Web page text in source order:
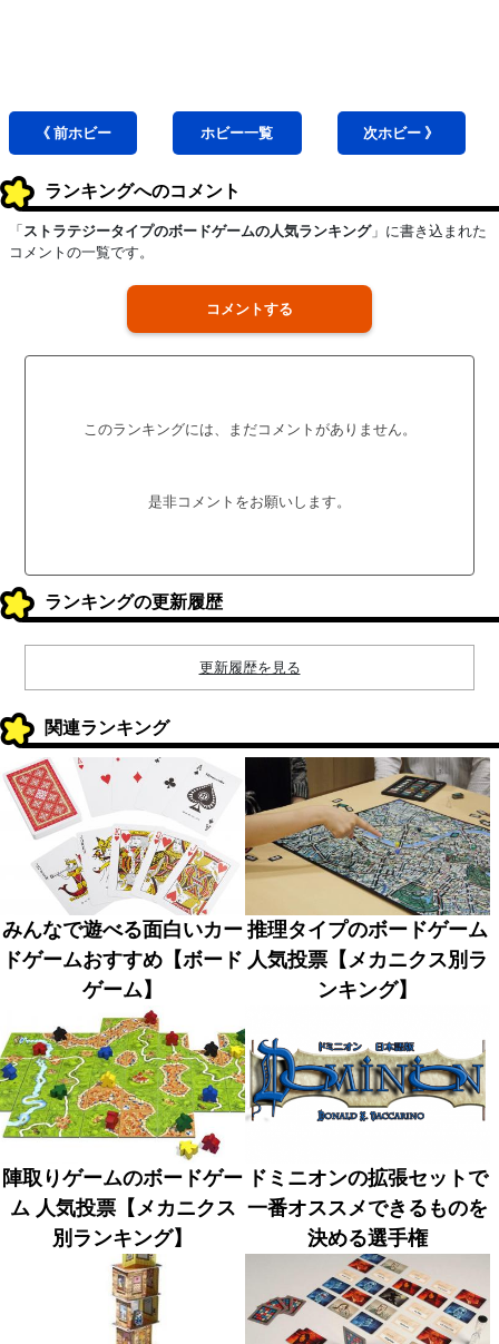
《 前ホビー ホビー一覧 次ホビー 》
ランキングへのコメント
「 ストラテジータイプのボードゲームの人気ランキング」に書き込まれた
コメントの一覧です。
コメントする
このランキングには、まだコメントがありません。
是非コメントをお願いします。
ランキングの更新履歴
更新履歴を見る
関連ランキング
みんなで遊べる面白いカー
ドゲームおすすめ【ボード
ゲーム】
推理タイプのボードゲーム
人気投票【メカニクス別ラ
ンキング】
陣取りゲームのボードゲー
ム 人気投票【メカニクス
別ランキング】
ドミニオンの拡張セットで
一番オススメできるものを
決める選手権